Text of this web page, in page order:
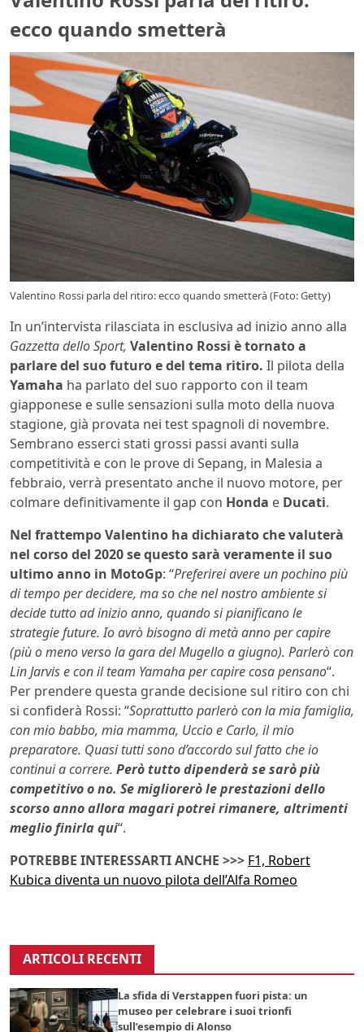
ecco quando smetterà
Valentino Rossi parla del ritiro: ecco quando smetterà (Foto: Getty)
In un’intervista rilasciata in esclusiva ad inizio anno alla
Gazzetta dello Sport, Valentino Rossi è tornato a
parlare del suo futuro e del tema ritiro. Il pilota della
Yamaha ha parlato del suo rapporto con il team
giapponese e sulle sensazioni sulla moto della nuova
stagione, già provata nei test spagnoli di novembre.
Sembrano esserci stati grossi passi avanti sulla
competitività e con le prove di Sepang, in Malesia a
febbraio, verrà presentato anche il nuovo motore, per
colmare definitivamente il gap con Honda e Ducati.
Nel frattempo Valentino ha dichiarato che valuterà
nel corso del 2020 se questo sarà veramente il suo
ultimo anno in MotoGp: “Preferirei avere un pochino più
di tempo per decidere, ma so che nel nostro ambiente si
decide tutto ad inizio anno, quando si pianificano le
strategie future. Io avrò bisogno di metà anno per capire
(più o meno verso la gara del Mugello a giugno). Parlerò con
Lin Jarvis e con il team Yamaha per capire cosa pensano“.
Per prendere questa grande decisione sul ritiro con chi
si confiderà Rossi: “Soprattutto parlerò con la mia famiglia,
con mio babbo, mia mamma, Uccio e Carlo, il mio
preparatore. Quasi tutti sono d’accordo sul fatto che io
continui a correre. Però tutto dipenderà se sarò più
competitivo o no. Se migliorerò le prestazioni dello
scorso anno allora magari potrei rimanere, altrimenti
meglio finirla qui“.
POTREBBE INTERESSARTI ANCHE >>> F1, Robert
Kubica diventa un nuovo pilota dell’Alfa Romeo
ARTICOLI RECENTI
La sfida di Verstappen fuori pista: un
museo per celebrare i suoi trionfi
sull’esempio di Alonso